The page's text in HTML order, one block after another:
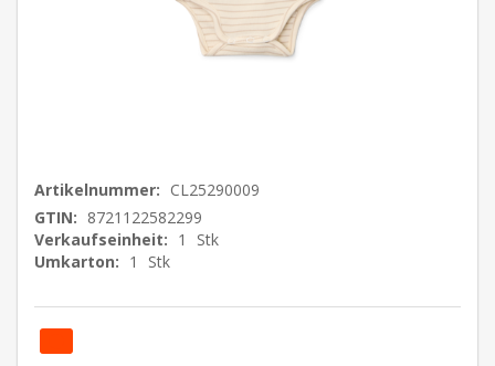
Artikelnummer: CL25290009
GTIN: 8721122582299
Verkaufseinheit: 1
Stk
Umkarton: 1 Stk